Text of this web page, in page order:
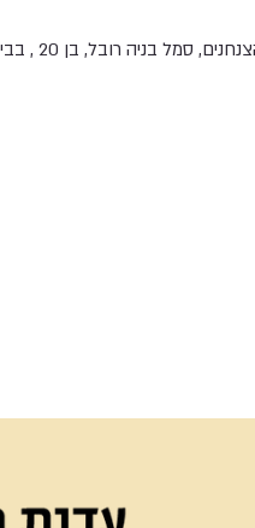
רובל, בן 20 , בבית העלמין הצבאי.